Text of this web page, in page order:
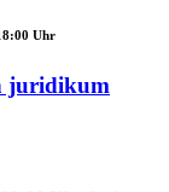
Uhr
juridikum